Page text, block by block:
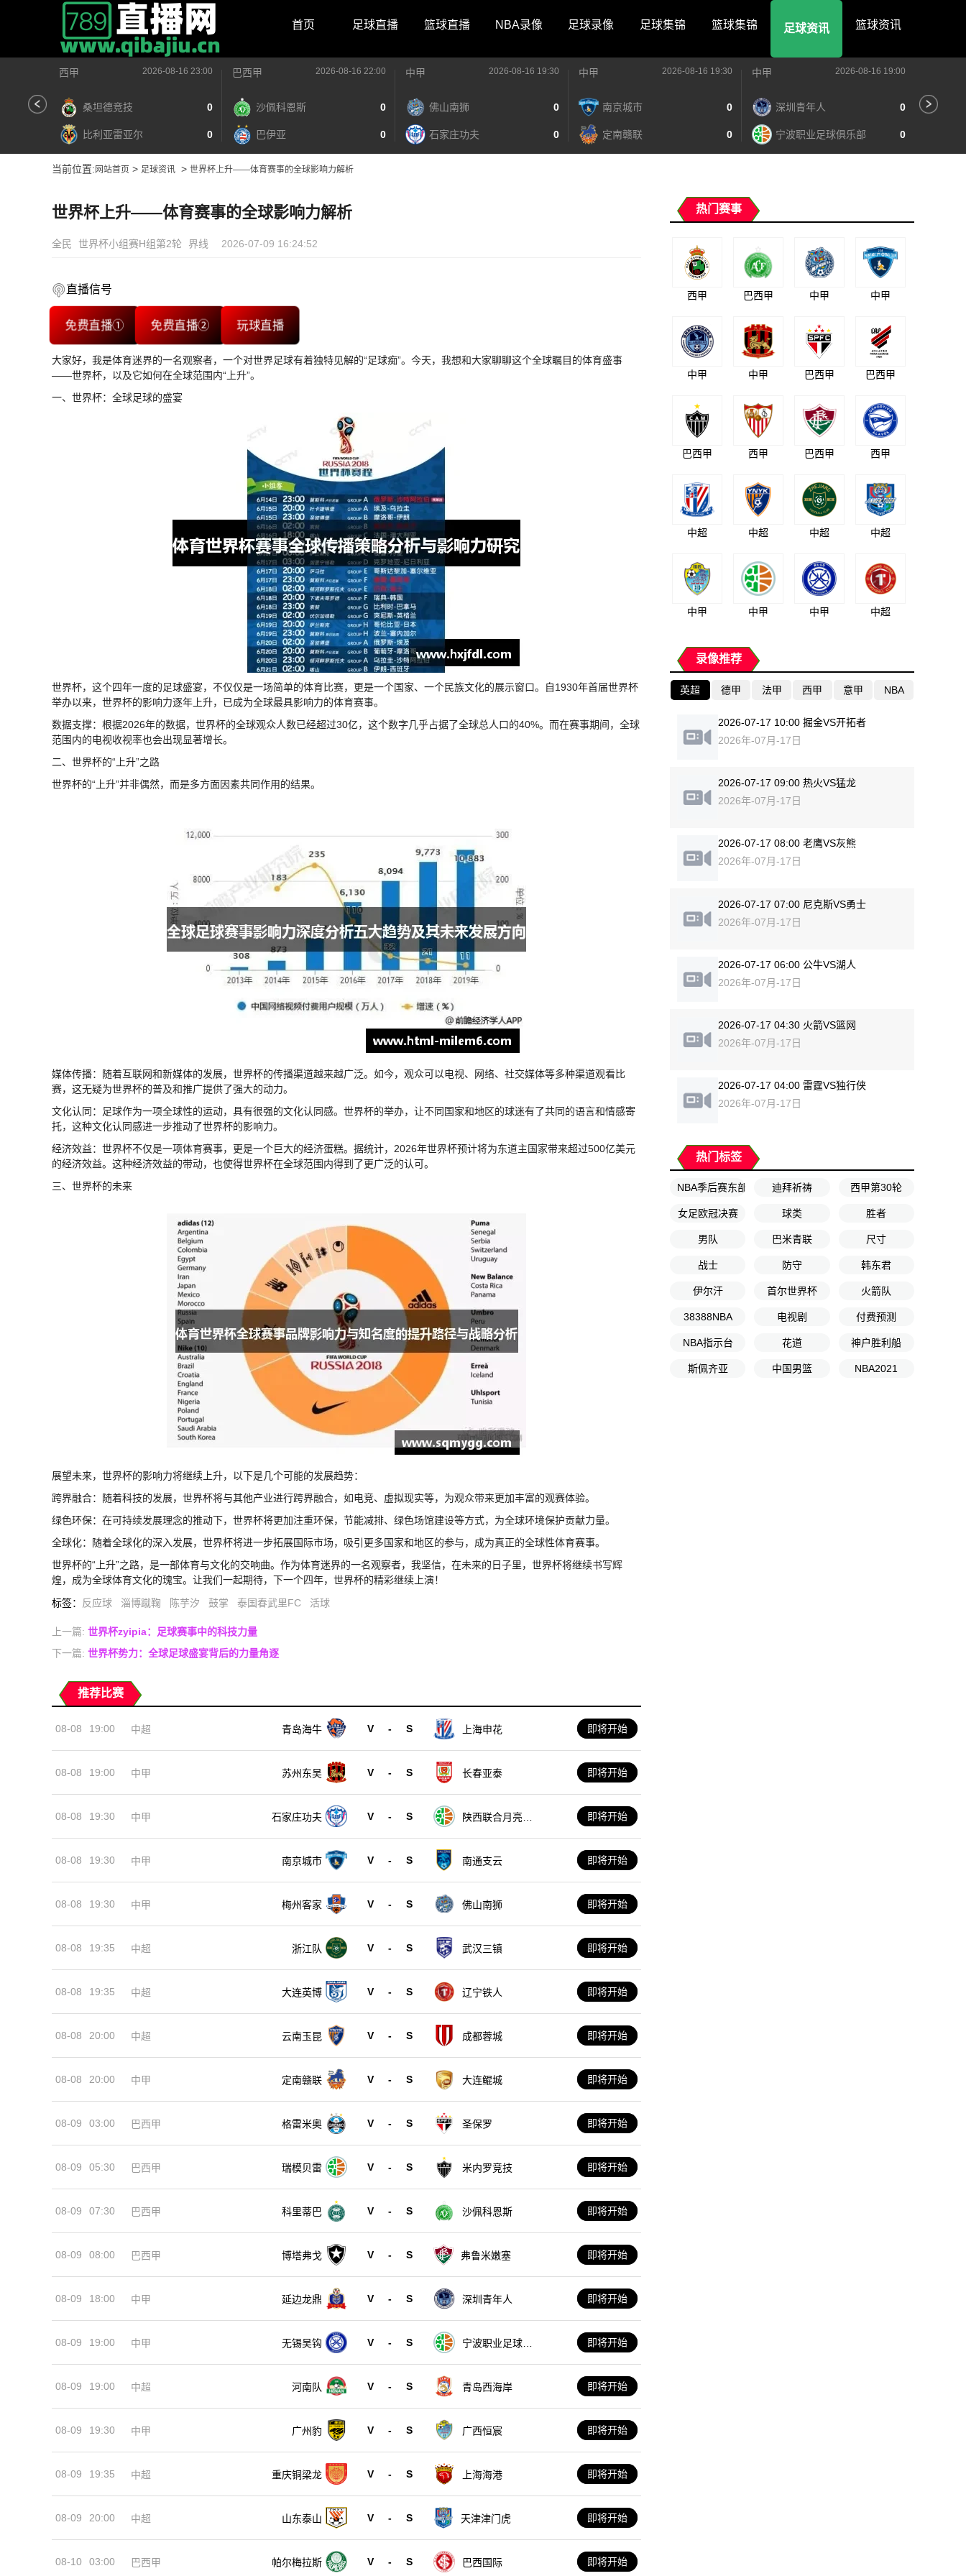
首页 足球直播 篮球直播 NBA录像 足球录像 足球集锦 篮球集锦 足球资讯 篮球资讯
西甲 2026-08-16 23:00
桑坦德竞技 0
比利亚雷亚尔 0
巴西甲 2026-08-16 22:00
沙佩科恩斯 0
巴伊亚 0
中甲 2026-08-16 19:30
佛山南狮 0
石家庄功夫 0
中甲 2026-08-16 19:30
南京城市 0
定南赣联 0
中甲 2026-08-16 19:00
深圳青年人 0
宁波职业足球俱乐部 0
当前位置: 网站首页 > 足球资讯 > 世界杯上升——体育赛事的全球影响力解析
世界杯上升——体育赛事的全球影响力解析
全民 世界杯小组赛H组第2轮 界线 2026-07-09 16:24:52
直播信号
免费直播① 免费直播② 玩球直播
大家好，我是体育迷界的一名观察者，一个对世界足球有着独特见解的“足球痴”。今天，我想和大家聊聊这个全球瞩目的体育盛事
——世界杯，以及它如何在全球范围内“上升”。
一、世界杯：全球足球的盛宴
世界杯，这个四年一度的足球盛宴，不仅仅是一场简单的体育比赛，更是一个国家、一个民族文化的展示窗口。自1930年首届世界杯
举办以来，世界杯的影响力逐年上升，已成为全球最具影响力的体育赛事。
数据支撑：根据2026年的数据，世界杯的全球观众人数已经超过30亿，这个数字几乎占据了全球总人口的40%。而在赛事期间，全球
范围内的电视收视率也会出现显著增长。
二、世界杯的“上升”之路
世界杯的“上升”并非偶然，而是多方面因素共同作用的结果。
媒体传播：随着互联网和新媒体的发展，世界杯的传播渠道越来越广泛。如今，观众可以电视、网络、社交媒体等多种渠道观看比
赛，这无疑为世界杯的普及和推广提供了强大的动力。
文化认同：足球作为一项全球性的运动，具有很强的文化认同感。世界杯的举办，让不同国家和地区的球迷有了共同的语言和情感寄
托，这种文化认同感进一步推动了世界杯的影响力。
经济效益：世界杯不仅是一项体育赛事，更是一个巨大的经济蛋糕。据统计，2026年世界杯预计将为东道主国家带来超过500亿美元
的经济效益。这种经济效益的带动，也使得世界杯在全球范围内得到了更广泛的认可。
三、世界杯的未来
展望未来，世界杯的影响力将继续上升，以下是几个可能的发展趋势：
跨界融合：随着科技的发展，世界杯将与其他产业进行跨界融合，如电竞、虚拟现实等，为观众带来更加丰富的观赛体验。
绿色环保：在可持续发展理念的推动下，世界杯将更加注重环保，节能减排、绿色场馆建设等方式，为全球环境保护贡献力量。
全球化：随着全球化的深入发展，世界杯将进一步拓展国际市场，吸引更多国家和地区的参与，成为真正的全球性体育赛事。
世界杯的“上升”之路，是一部体育与文化的交响曲。作为体育迷界的一名观察者，我坚信，在未来的日子里，世界杯将继续书写辉
煌，成为全球体育文化的瑰宝。让我们一起期待，下一个四年，世界杯的精彩继续上演！
标签： 反应球 淄博蹴鞠 陈芋汐 鼓掌 泰国春武里FC 活球
上一篇: 世界杯zyipia：足球赛事中的科技力量
下一篇: 世界杯势力：全球足球盛宴背后的力量角逐
推荐比赛
08-08 19:00 中超 青岛海牛 V - S 上海申花 即将开始
08-08 19:00 中甲 苏州东吴 V - S 长春亚泰 即将开始
08-08 19:30 中甲 石家庄功夫 V - S
陕西联合月亮泊
即将开始
08-08 19:30 中甲 南京城市 V - S 南通支云 即将开始
08-08 19:30 中甲 梅州客家 V - S 佛山南狮 即将开始
08-08 19:35 中超 浙江队 V - S 武汉三镇 即将开始
08-08 19:35 中超 大连英博 V - S 辽宁铁人 即将开始
08-08 20:00 中超 云南玉昆 V - S 成都蓉城 即将开始
08-08 20:00 中甲 定南赣联 V - S 大连鲲城 即将开始
08-09 03:00 巴西甲 格雷米奥 V - S 圣保罗 即将开始
08-09 05:30 巴西甲 瑞模贝雷 V - S 米内罗竞技 即将开始
08-09 07:30 巴西甲 科里蒂巴 V - S 沙佩科恩斯 即将开始
08-09 08:00 巴西甲 博塔弗戈 V - S 弗鲁米嫩塞 即将开始
08-09 18:00 中甲 延边龙鼎 V - S 深圳青年人 即将开始
08-09 19:00 中甲 无锡吴钩 V - S
宁波职业足球俱
即将开始
08-09 19:00 中超 河南队 V - S 青岛西海岸 即将开始
08-09 19:30 中甲 广州豹 V - S 广西恒宸 即将开始
08-09 19:35 中超 重庆铜梁龙 V - S 上海海港 即将开始
08-09 20:00 中超 山东泰山 V - S 天津津门虎 即将开始
08-10 03:00 巴西甲 帕尔梅拉斯 V - S 巴西国际 即将开始
热门赛事
西甲 巴西甲 中甲 中甲
中甲 中甲 巴西甲 巴西甲
巴西甲 西甲 巴西甲 西甲
中超 中超 中超 中超
中甲 中甲 中甲 中超
录像推荐
英超 德甲 法甲 西甲 意甲 NBA
2026-07-17 10:00 掘金VS开拓者
2026年-07月-17日
2026-07-17 09:00 热火VS猛龙
2026年-07月-17日
2026-07-17 08:00 老鹰VS灰熊
2026年-07月-17日
2026-07-17 07:00 尼克斯VS勇士
2026年-07月-17日
2026-07-17 06:00 公牛VS湖人
2026年-07月-17日
2026-07-17 04:30 火箭VS篮网
2026年-07月-17日
2026-07-17 04:00 雷霆VS独行侠
2026年-07月-17日
热门标签
NBA季后赛东部半决赛G3迪拜祈祷 西甲第30轮
女足欧冠决赛 球类 胜者
男队 巴米青联 尺寸
战士 防守 韩东君
伊尔汗 首尔世界杯 火箭队
38388NBA 电视剧 付费预测
NBA指示台 花道 神户胜利船
斯佩齐亚 中国男篮 NBA2021